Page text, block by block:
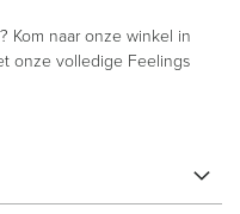
Kom naar onze winkel in
onze volledige Feelings